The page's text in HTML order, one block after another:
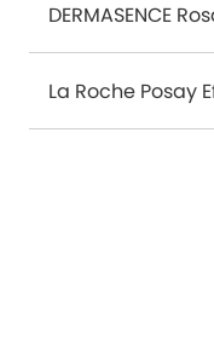
DERMASENCE